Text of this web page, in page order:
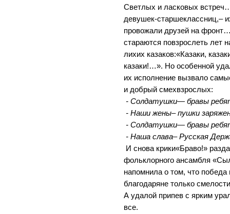
Светлых и ласковых
девушек-старшеклассниц,–
провожали друзей на
стараются повзрослеть лет
лихих казаков:«Казаки,
казаки!…». Но особенной
их исполнение вызвало
и добрый смехвзрослых:
- Солдатушки— бравы
- Наши жены– пушки
- Солдатушки— бравы
- Наша слава– Русская
И снова крики«Браво!»
фольклорного ансамбля
напомнила о том, что
благодаряне только
А удалой припев с ярким
все.